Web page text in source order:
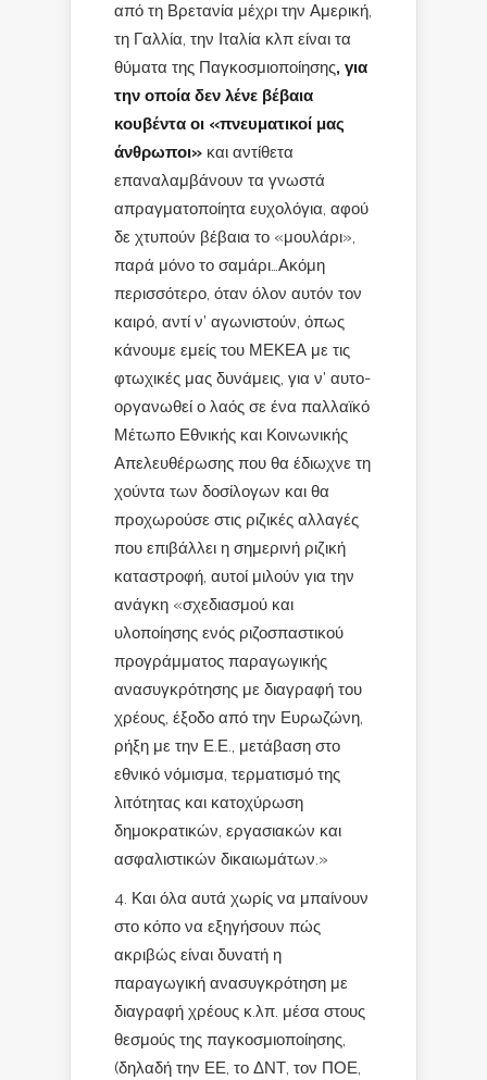
από τη Βρετανία μέχρι την Αμερική,
τη Γαλλία, την Ιταλία κλπ είναι τα
θύματα της Παγκοσμιοποίησης, για
την οποία δεν λένε βέβαια
κουβέντα οι «πνευματικοί μας
άνθρωποι» και αντίθετα
επαναλαμβάνουν τα γνωστά
απραγματοποίητα ευχολόγια, αφού
δε χτυπούν βέβαια το «μουλάρι»,
παρά μόνο το σαμάρι…Ακόμη
περισσότερο, όταν όλον αυτόν τον
καιρό, αντί ν’ αγωνιστούν, όπως
κάνουμε εμείς του ΜΕΚΕΑ με τις
φτωχικές μας δυνάμεις, για ν’ αυτο-
οργανωθεί ο λαός σε ένα παλλαϊκό
Μέτωπο Εθνικής και Κοινωνικής
Απελευθέρωσης που θα έδιωχνε τη
χούντα των δοσίλογων και θα
προχωρούσε στις ριζικές αλλαγές
που επιβάλλει η σημερινή ριζική
καταστροφή, αυτοί μιλούν για την
ανάγκη «σχεδιασμού και
υλοποίησης ενός ριζοσπαστικού
προγράμματος παραγωγικής
ανασυγκρότησης με διαγραφή του
χρέους, έξοδο από την Ευρωζώνη,
ρήξη με την Ε.Ε., μετάβαση στο
εθνικό νόμισμα, τερματισμό της
λιτότητας και κατοχύρωση
δημοκρατικών, εργασιακών και
ασφαλιστικών δικαιωμάτων.»
4. Και όλα αυτά χωρίς να μπαίνουν
στο κόπο να εξηγήσουν πώς
ακριβώς είναι δυνατή η
παραγωγική ανασυγκρότηση με
διαγραφή χρέους κ.λπ. μέσα στους
θεσμούς της παγκοσμιοποίησης,
(δηλαδή την ΕΕ, το ΔΝΤ, τον ΠΟΕ,